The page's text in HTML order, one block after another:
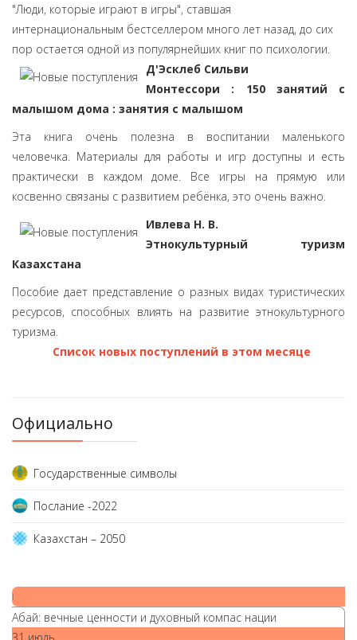
"Люди, которые играют в игры", ставшая
интернациональным бестселлером много лет назад, до сих
пор остается одной из популярнейших книг по психологии.
Д'Эсклеб Сильви
Монтессори : 150 занятий с
малышом дома : занятия с малышом
Эта книга очень полезна в воспитании маленького
человечка. Материалы для работы и игр доступны и есть
практически в каждом доме. Все игры на прямую или
косвенно связаны с развитием ребёнка, это очень важно.
Ивлева Н. В.
Этнокультурный туризм
Казахстана
Пособие дает представление о разных видах туристических
ресурсов, способных влиять на развитие этнокультурного
туризма.
Cписок новых поступлений в этом месяце
Официально
Государственные символы
Послание -2022
Казахстан – 2050
Абай: вечные ценности и духовный компас нации